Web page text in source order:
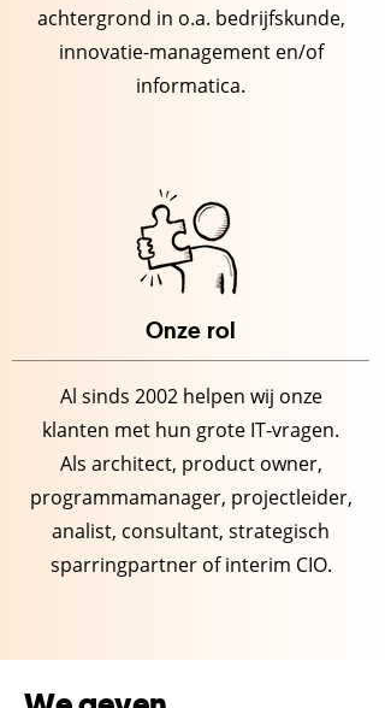
achtergrond in o.a. bedrijfskunde,
innovatie-management en/of
informatica.
Onze rol
Al sinds 2002 helpen wij onze
klanten met hun grote IT-vragen.
Als architect, product owner,
programmamanager, projectleider,
analist, consultant, strategisch
sparringpartner of interim CIO.